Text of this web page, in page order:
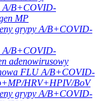
A/B+COVID-
MP
grypy A/B+COVID-
A/B+COVID-
adenowirusowy
FLU A/B+COVID-
HRV+HPIV/BoV
grypy A/B+COVID-